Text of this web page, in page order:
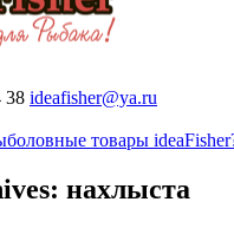
38 ideafisher@ya.ru
товары
нахлыста